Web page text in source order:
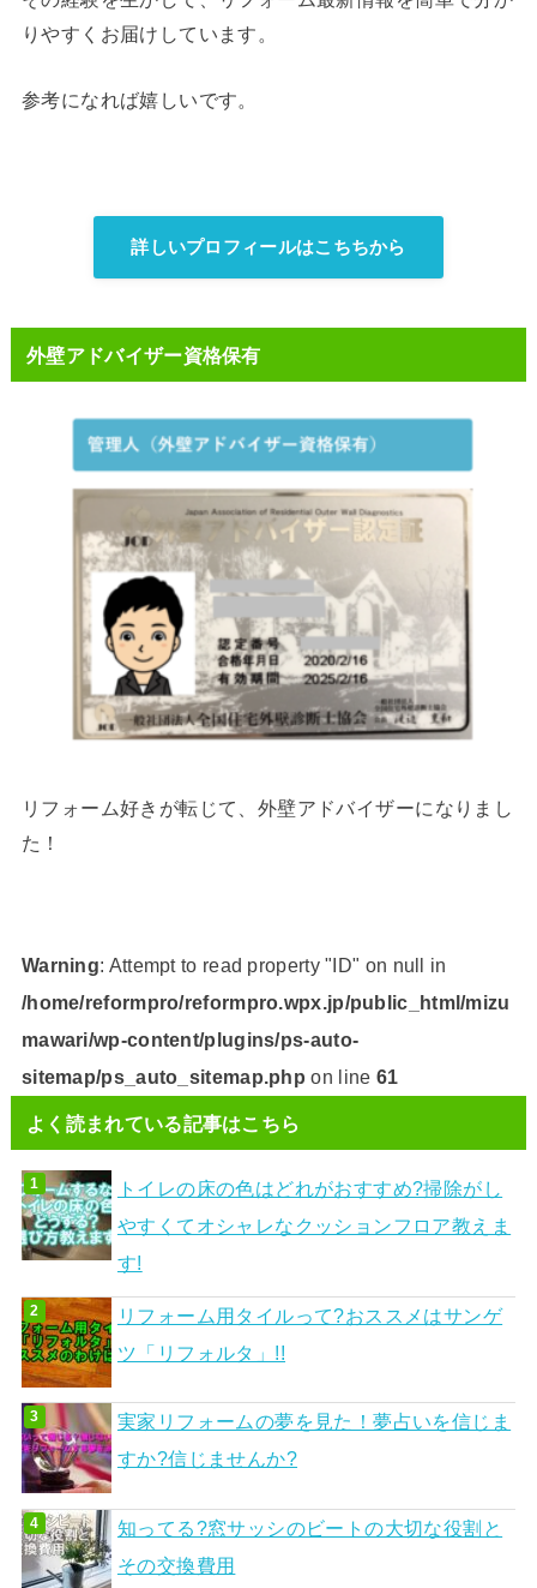
りやすくお届けしています。
参考になれば嬉しいです。
詳しいプロフィールはこちちから
外壁アドバイザー資格保有
リフォーム好きが転じて、外壁アドバイザーになりまし
た！
Warning: Attempt to read property "ID" on null in
/home/reformpro/reformpro.wpx.jp/public_html/mizu
mawari/wp-content/plugins/ps-auto-
sitemap/ps_auto_sitemap.php on line 61
よく読まれている記事はこちら
トイレの床の色はどれがおすすめ?掃除がし
やすくてオシャレなクッションフロア教えま
す!
リフォーム用タイルって?おススメはサンゲ
ツ「リフォルタ」!!
実家リフォームの夢を見た！夢占いを信じま
すか?信じませんか?
知ってる?窓サッシのビートの大切な役割と
その交換費用